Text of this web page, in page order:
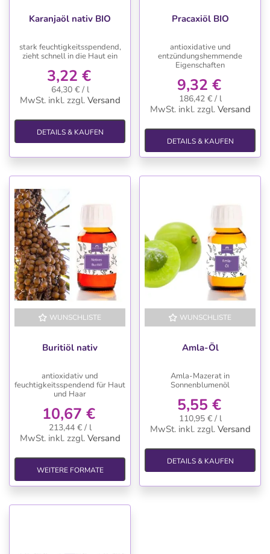
Karanjaöl nativ BIO
stark feuchtigkeitsspendend,
zieht schnell in die Haut ein
3,22 €
64,30 € / l
MwSt. inkl. zzgl. Versand
DETAILS & KAUFEN
Pracaxiöl BIO
antioxidative und
entzündungshemmende
Eigenschaften
9,32 €
186,42 € / l
MwSt. inkl. zzgl. Versand
DETAILS & KAUFEN
WUNSCHLISTE
Buritiöl nativ
antioxidativ und
feuchtigkeitsspendend für Haut
und Haar
10,67 €
213,44 € / l
MwSt. inkl. zzgl. Versand
WEITERE FORMATE
WUNSCHLISTE
Amla-Öl
Amla-Mazerat in
Sonnenblumenöl
5,55 €
110,95 € / l
MwSt. inkl. zzgl. Versand
DETAILS & KAUFEN